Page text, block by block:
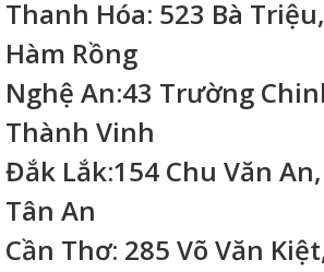
Thanh Hóa: 523 Bà
Hàm Rồng
Nghệ An:43 Trường
Thành Vinh
Đắk Lắk:154 Chu Văn
Tân An
Cần Thơ: 285 Võ Văn